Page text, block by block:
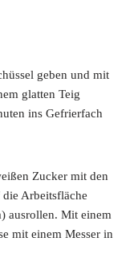
geben und mit
glatten Teig
ins Gefrierfach
Zucker mit den
die Arbeitsfläche
ausrollen. Mit einem
mit einem Messer in